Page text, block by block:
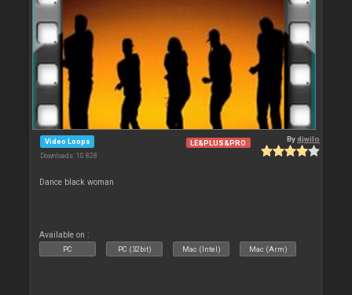
Video Loops
Downloads: 10 828
LE&PLUS&PRO Bydjwilo
Dance black woman
Available on :
PC PC (32bit) Mac (Intel) Mac (Arm)